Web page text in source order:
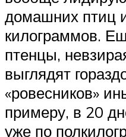
домашних птиц
килограммов.
птенцы,
выглядят
«ровесников»
примеру, в 20
уже по